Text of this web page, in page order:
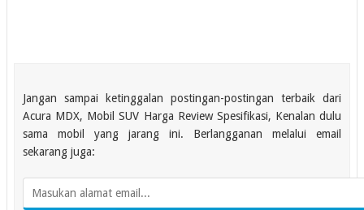
Jangan sampai ketinggalan postingan-postingan terbaik dari
Acura MDX, Mobil SUV Harga Review Spesifikasi, Kenalan dulu
sama mobil yang jarang ini. Berlangganan melalui email
sekarang juga: